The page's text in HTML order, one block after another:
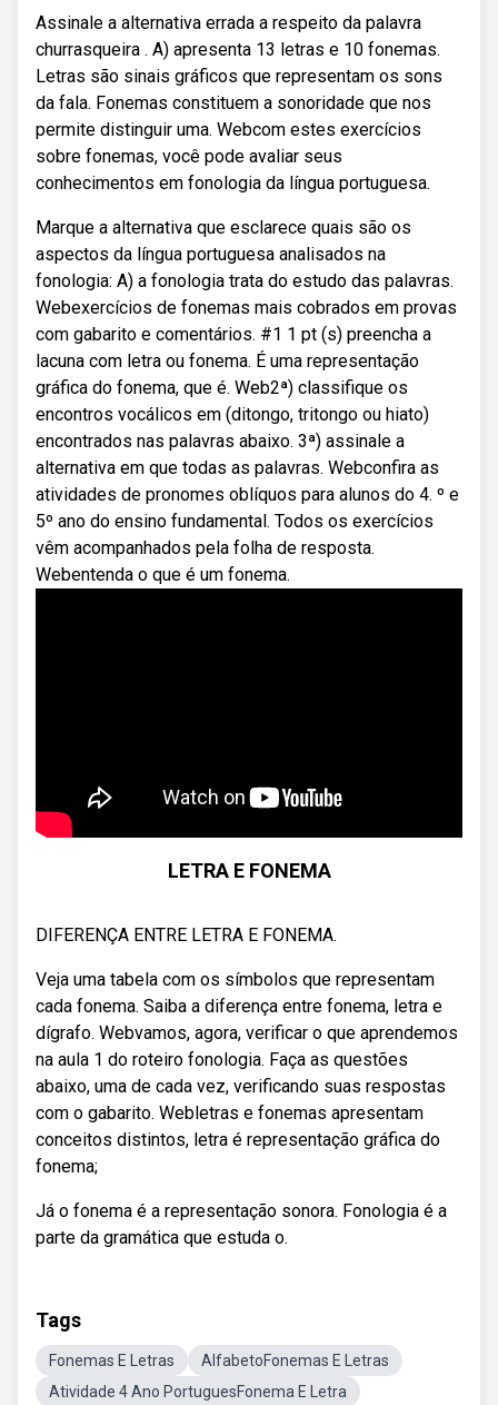
Assinale a alternativa errada a respeito da palavra
churrasqueira . A) apresenta 13 letras e 10 fonemas.
Letras são sinais gráficos que representam os sons
da fala. Fonemas constituem a sonoridade que nos
permite distinguir uma. Webcom estes exercícios
sobre fonemas, você pode avaliar seus
conhecimentos em fonologia da língua portuguesa.
Marque a alternativa que esclarece quais são os
aspectos da língua portuguesa analisados na
fonologia: A) a fonologia trata do estudo das palavras.
Webexercícios de fonemas mais cobrados em provas
com gabarito e comentários. #1 1 pt (s) preencha a
lacuna com letra ou fonema. É uma representação
gráfica do fonema, que é. Web2ª) classifique os
encontros vocálicos em (ditongo, tritongo ou hiato)
encontrados nas palavras abaixo. 3ª) assinale a
alternativa em que todas as palavras. Webconfira as
atividades de pronomes oblíquos para alunos do 4. º e
5º ano do ensino fundamental. Todos os exercícios
vêm acompanhados pela folha de resposta.
Webentenda o que é um fonema.
LETRA E FONEMA
DIFERENÇA ENTRE LETRA E FONEMA.
Veja uma tabela com os símbolos que representam
cada fonema. Saiba a diferença entre fonema, letra e
dígrafo. Webvamos, agora, verificar o que aprendemos
na aula 1 do roteiro fonologia. Faça as questões
abaixo, uma de cada vez, verificando suas respostas
com o gabarito. Webletras e fonemas apresentam
conceitos distintos, letra é representação gráfica do
fonema;
Já o fonema é a representação sonora. Fonologia é a
parte da gramática que estuda o.
Tags
Fonemas E Letras
AlfabetoFonemas E Letras
Atividade 4 Ano PortuguesFonema E Letra